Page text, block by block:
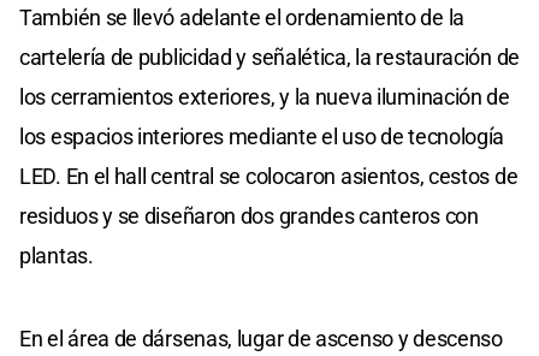
También se llevó adelante el ordenamiento de la
cartelería de publicidad y señalética, la restauración de
los cerramientos exteriores, y la nueva iluminación de
los espacios interiores mediante el uso de tecnología
LED. En el hall central se colocaron asientos, cestos de
residuos y se diseñaron dos grandes canteros con
plantas.
En el área de dársenas, lugar de ascenso y descenso